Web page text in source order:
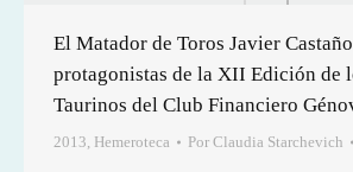
El Matador de Toros Javier
protagonistas de la XII Edición de
Taurinos del Club Financiero
2013, Hemeroteca Por Claudia Starchevich